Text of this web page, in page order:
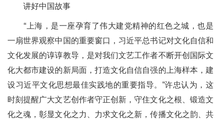
讲好中国故事
“上海，是一座孕育了伟大建党精神的红色之城，也是
一扇世界观察中国的重要窗口，习近平总书记对文化自信和
文化发展的谆谆教导，是对我们文艺工作者不断开创国际文
化大都市建设的新局面，打造文化自信自强的上海样本，建
设习近平文化思想最佳实践地的重要指导。”许忠认为，这
时刻提醒广大文艺创作者守正创新，守住文化之根、锻造文
化之魂，彰显文化之力、力求文化之新，传播文化之韵、共